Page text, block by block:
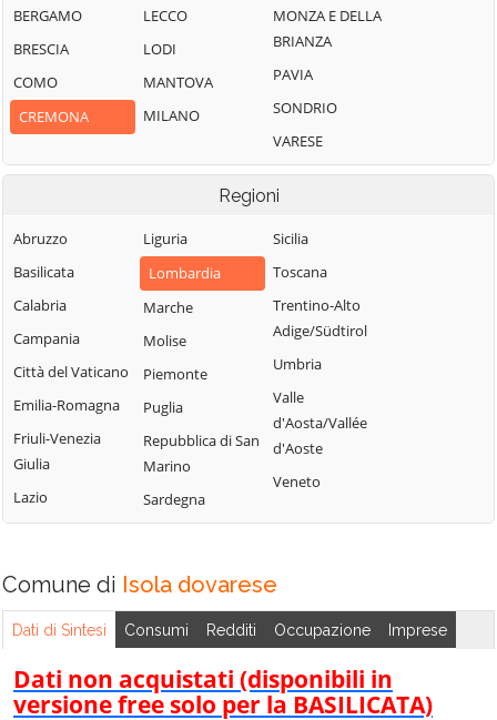
Cantone
Cappella de'
Capralba
Uniti
Casale Cremasco-
Vidolasco
Casaletto
Sopra
Casaletto Vaprio
Casteldidone
Castelleone
Castelvisconti
Cella Dati
Uniti
Gussola
Isola Dovarese
Martignana di Po
Monte Cremasco
Offanengo
Olmeneta
Ostiano
Paderno
Palazzo Pignano
Pandino
Persico Dosimo
Pescarolo ed
Uniti
San Giovanni in
Croce
San Martino del
Scandolara Ripa
Sergnano
Sesto ed Uniti
Solarolo Rainerio
Soncino
Sospiro
Spinadesco
Spineda
Torlino Vimercati
Tornata
Torre de'
BERGAMO
BRESCIA
COMO
CREMONA
LECCO
LODI
MANTOVA
MILANO
MONZA E DELLA
BRIANZA
PAVIA
SONDRIO
VARESE
Regioni
Abruzzo
Basilicata
Calabria
Campania
Città del Vaticano
Emilia-Romagna
Friuli-Venezia
Giulia
Lazio
Liguria
Lombardia
Marche
Molise
Piemonte
Puglia
Repubblica di San
Marino
Sardegna
Sicilia
Toscana
Trentino-Alto
Adige/Südtirol
Umbria
Valle
d'Aosta/Vallée
d'Aoste
Veneto
Comune di Isola dovarese
Dati di Sintesi Consumi Redditi Occupazione Imprese
Dati non acquistati (disponibili in
versione free solo per la BASILICATA)